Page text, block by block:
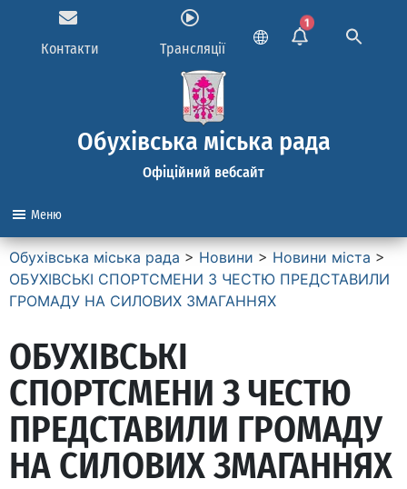
Контакти Трансляції
1
Обухівська міська рада
Офіційний вебсайт
Меню
Обухівська міська рада > Новини > Новини міста >
ОБУХІВСЬКІ СПОРТСМЕНИ З ЧЕСТЮ ПРЕДСТАВИЛИ
ГРОМАДУ НА СИЛОВИХ ЗМАГАННЯХ
ОБУХІВСЬКІ
СПОРТСМЕНИ З ЧЕСТЮ
ПРЕДСТАВИЛИ ГРОМАДУ
НА СИЛОВИХ ЗМАГАННЯХ